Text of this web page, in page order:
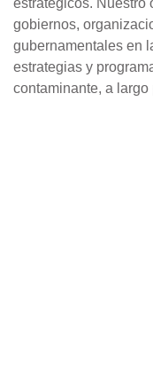
estratégicos. Nuestro
gobiernos,
gubernamentales en
estrategias y
contaminante, a